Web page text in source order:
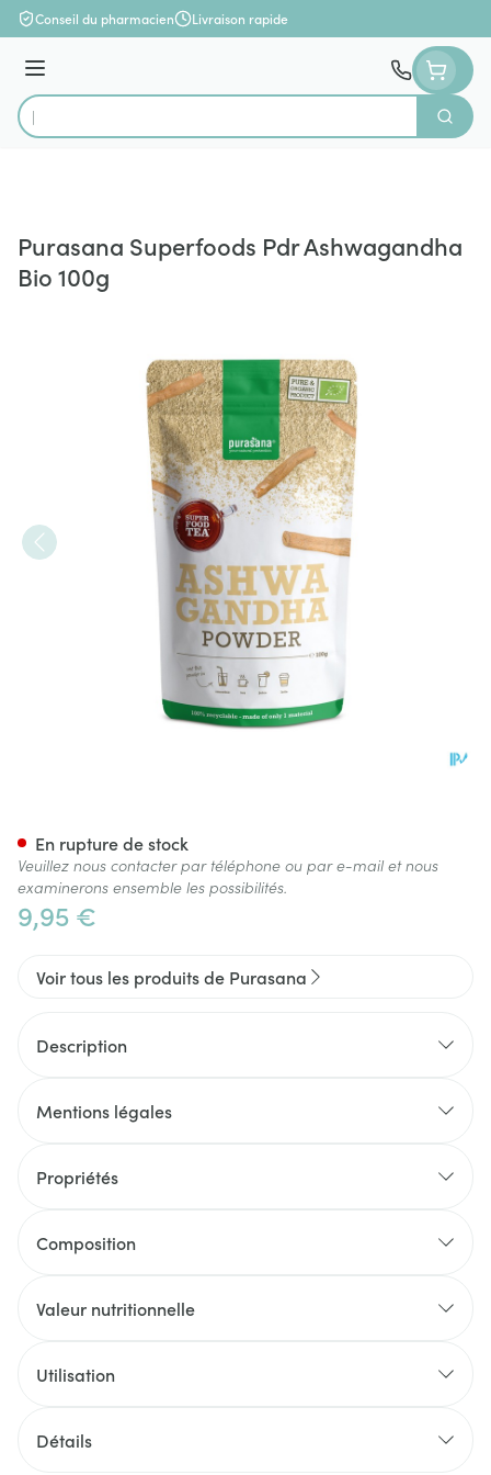
Aller au contenu
Conseil du pharmacien Livraison rapide
Menu
Rechercher
Purasana Superfoods Pdr Ashwagandha
Bio 100g
9,95 €
En rupture de stock
Veuillez nous contacter par téléphone ou par e-mail et nous
examinerons ensemble les possibilités.
Voir tous les produits de Purasana
Description
Mentions légales
Propriétés
Composition
Valeur nutritionnelle
Utilisation
Détails